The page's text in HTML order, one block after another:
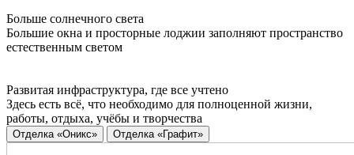
Больше солнечного света
Большие окна и просторные лоджии заполняют пространство
естественным светом
Развитая инфраструктура, где все учтено
Здесь есть всё, что необходимо для полноценной жизни,
работы, отдыха, учёбы и творчества
Отделка «Оникс» Отделка «Графит»